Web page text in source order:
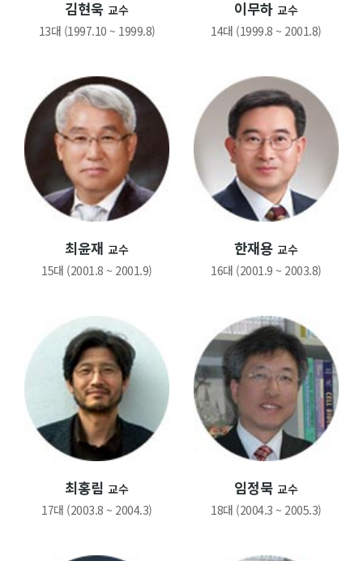
김현욱 교수
13대 (1997.10 ~ 1999.8)
이무하 교수
14대 (1999.8 ~ 2001.8)
최윤재 교수
15대 (2001.8 ~ 2001.9)
한재용 교수
16대 (2001.9 ~ 2003.8)
최홍림 교수
17대 (2003.8 ~ 2004.3)
임정묵 교수
18대 (2004.3 ~ 2005.3)